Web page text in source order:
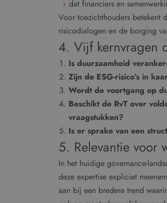
dat financiers en
Voor toezichthouders betekent
risicodialogen en de borging
4. Vijf kernvragen
Is duurzaamheid
Zijn de ESG-risico’s in
Wordt de voortgang op
Beschikt de RvT over
vraagstukken?
Is er sprake van een
5. Relevantie voor
In het huidige governance-
deze expertise expliciet
aan bij een bredere trend